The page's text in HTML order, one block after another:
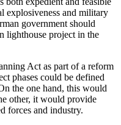
explosiveness and military
government should
lighthouse project in the
Act as part of a reform
phases could be defined
the one hand, this would
other, it would provide
forces and industry.